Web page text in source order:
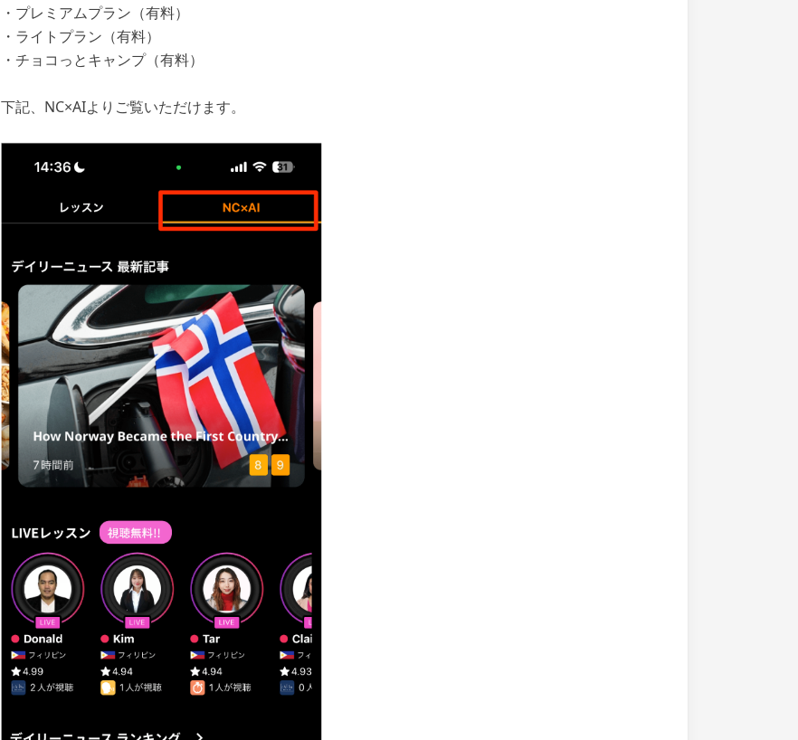
・プレミアムプラン（有料）
・ライトプラン（有料）
・チョコっとキャンプ（有料）
下記、NC×AIよりご覧いただけます。